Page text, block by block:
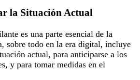
la Situación Actual
es una parte esencial de la
sobre todo en la era digital, incluye
actual, para anticiparse a los
y para tomar medidas en el